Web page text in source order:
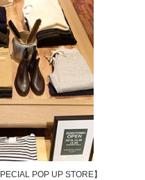
POP UP STORE】